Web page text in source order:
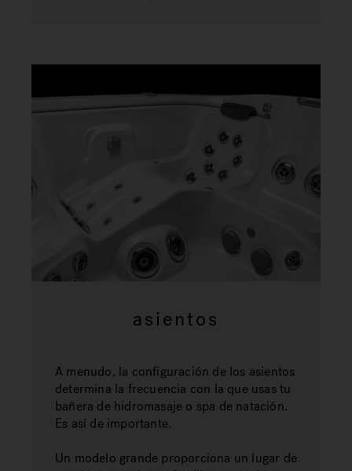
asientos
A menudo, la configuración de los asientos
determina la frecuencia con la que usas tu
bañera de hidromasaje o spa de natación.
Es así de importante.
Un modelo grande proporciona un lugar de